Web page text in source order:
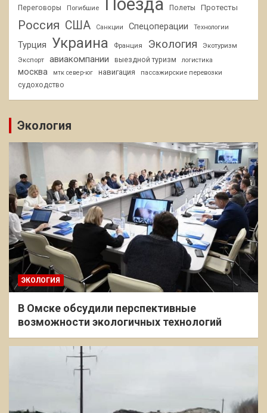
Переговоры Погибшие Поезда Полеты Протесты
Россия США Санкции Спецоперации Технологии
Турция Украина Франция Экология
Экотуризм
Экспорт
авиакомпании выездной туризм логистика
москва мтк север-юг навигация
пассажирские перевозки
судоходство
Экология
ЭКОЛОГИЯ
В Омске обсудили перспективные
возможности экологичных технологий